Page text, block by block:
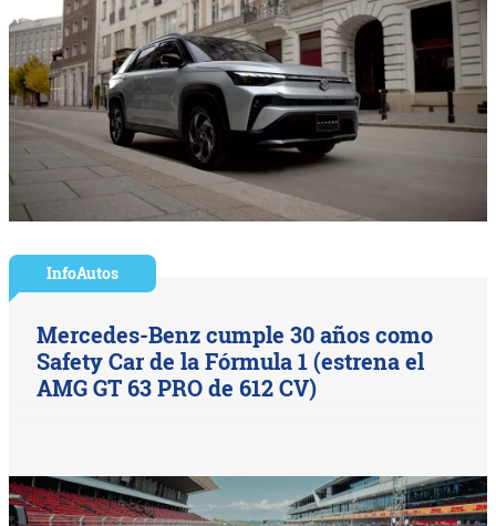
InfoAutos
Mercedes-Benz cumple 30 años como
Safety Car de la Fórmula 1 (estrena el
AMG GT 63 PRO de 612 CV)